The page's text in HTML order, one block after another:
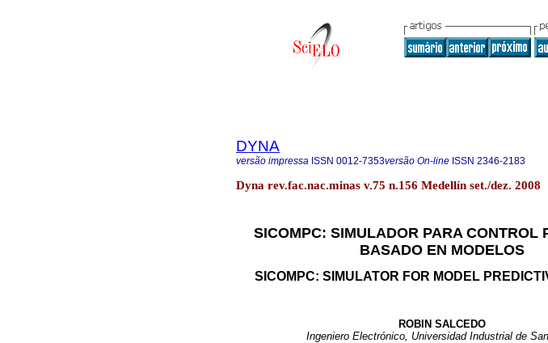
DYNA
versão impressa ISSN 0012-7353versão On-line ISSN 2346-2183
Dyna rev.fac.nac.minas v.75 n.156 Medellín set./dez. 2008
SICOMPC: SIMULADOR PARA CONTROL
BASADO EN MODELOS
SICOMPC: SIMULATOR FOR MODEL
ROBIN SALCEDO
Ingeniero Electrónico, Universidad Industrial de